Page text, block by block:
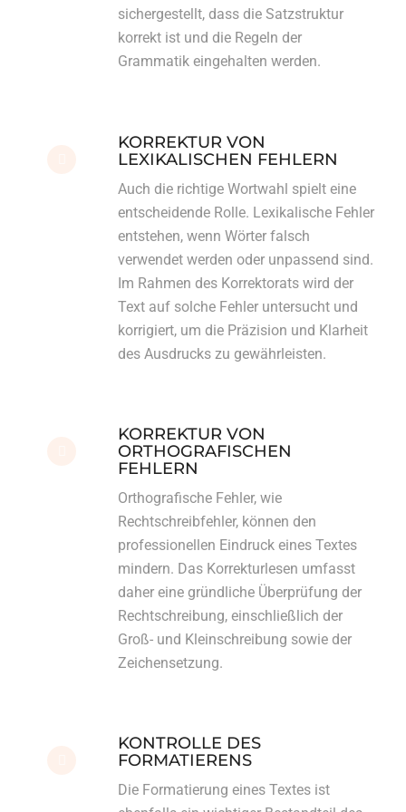
sichergestellt, dass die Satzstruktur
korrekt ist und die Regeln der
Grammatik eingehalten werden.
KORREKTUR VON
LEXIKALISCHEN FEHLERN
Auch die richtige Wortwahl spielt eine
entscheidende Rolle. Lexikalische Fehler
entstehen, wenn Wörter falsch
verwendet werden oder unpassend sind.
Im Rahmen des Korrektorats wird der
Text auf solche Fehler untersucht und
korrigiert, um die Präzision und Klarheit
des Ausdrucks zu gewährleisten.
KORREKTUR VON
ORTHOGRAFISCHEN
FEHLERN
Orthografische Fehler, wie
Rechtschreibfehler, können den
professionellen Eindruck eines Textes
mindern. Das Korrekturlesen umfasst
daher eine gründliche Überprüfung der
Rechtschreibung, einschließlich der
Groß- und Kleinschreibung sowie der
Zeichensetzung.
KONTROLLE DES
FORMATIERENS
Die Formatierung eines Textes ist